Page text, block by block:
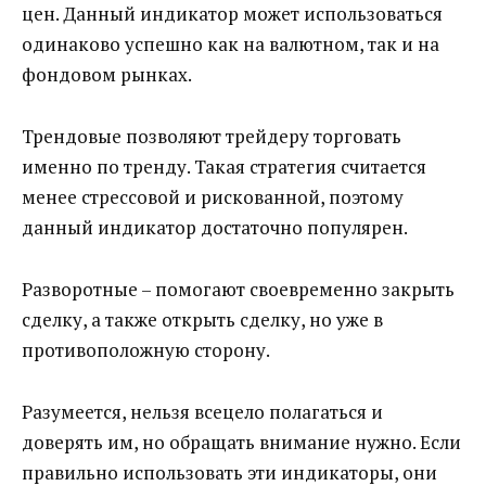
цен. Данный индикатор может использоваться
одинаково успешно как на валютном, так и на
фондовом рынках.
Трендовые позволяют трейдеру торговать
именно по тренду. Такая стратегия считается
менее стрессовой и рискованной, поэтому
данный индикатор достаточно популярен.
Разворотные – помогают своевременно закрыть
сделку, а также открыть сделку, но уже в
противоположную сторону.
Разумеется, нельзя всецело полагаться и
доверять им, но обращать внимание нужно. Если
правильно использовать эти индикаторы, они